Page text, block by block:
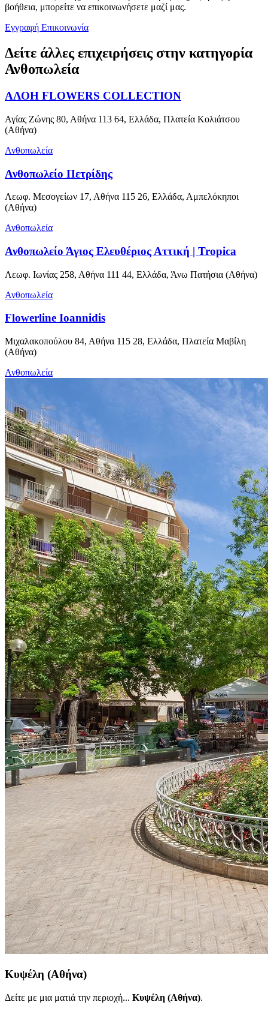
βοήθεια, μπορείτε να επικοινωνήσετε μαζί μας.
Εγγραφή Επικοινωνία
Δείτε άλλες επιχειρήσεις στην κατηγορία
Ανθοπωλεία
ΑΛΟΗ FLOWERS COLLECTION
Αγίας Ζώνης 80, Αθήνα 113 64, Ελλάδα, Πλατεία Κολιάτσου
(Αθήνα)
Ανθοπωλεία
Ανθοπωλείο Πετρίδης
Λεωφ. Μεσογείων 17, Αθήνα 115 26, Ελλάδα, Αμπελόκηποι
(Αθήνα)
Ανθοπωλεία
Ανθοπωλείο Άγιος Ελευθέριος Αττική | Tropica
Λεωφ. Ιωνίας 258, Αθήνα 111 44, Ελλάδα, Άνω Πατήσια (Αθήνα)
Ανθοπωλεία
Flowerline Ioannidis
Μιχαλακοπούλου 84, Αθήνα 115 28, Ελλάδα, Πλατεία Μαβίλη
(Αθήνα)
Ανθοπωλεία
Κυψέλη (Αθήνα)
Δείτε με μια ματιά την περιοχή... Κυψέλη (Αθήνα).